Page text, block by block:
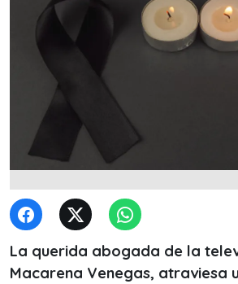
La querida abogada de la
Macarena Venegas, atraviesa